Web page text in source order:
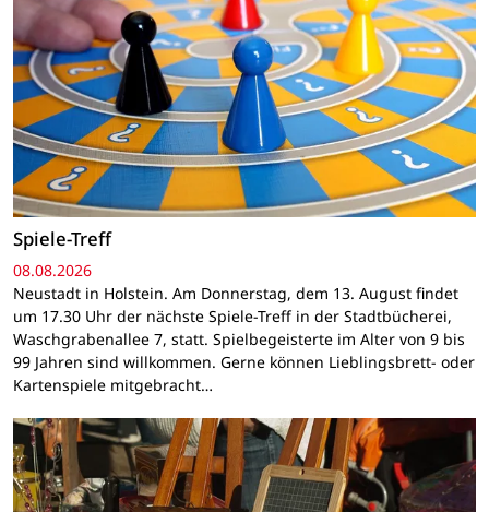
Spiele-Treff
08.08.2026
Neustadt in Holstein. Am Donnerstag, dem 13. August findet
um 17.30 Uhr der nächste Spiele-Treff in der Stadtbücherei,
Waschgrabenallee 7, statt. Spielbegeisterte im Alter von 9 bis
99 Jahren sind willkommen. Gerne können Lieblingsbrett- oder
Kartenspiele mitgebracht…